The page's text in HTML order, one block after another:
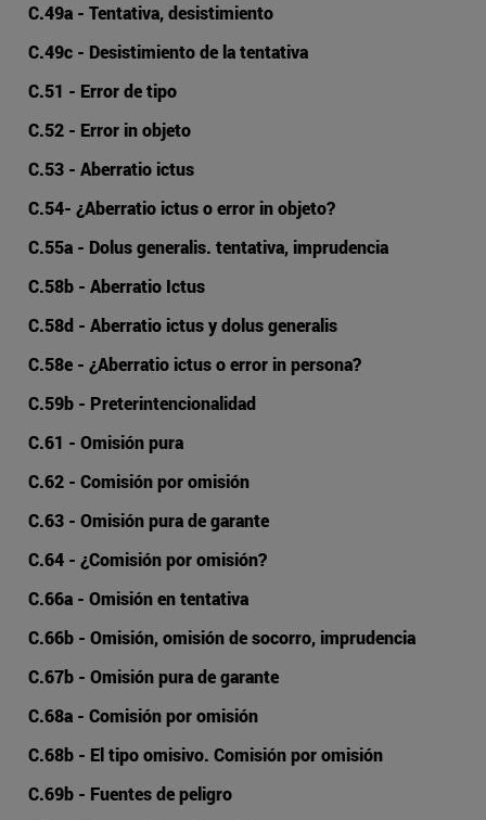
C.49a - Tentativa, desistimiento
C.49c - Desistimiento de la tentativa
C.51 - Error de tipo
C.52 - Error in objeto
C.53 - Aberratio ictus
C.54- ¿Aberratio ictus o error in objeto?
C.55a - Dolus generalis. tentativa, imprudencia
C.58b - Aberratio Ictus
C.58d - Aberratio ictus y dolus generalis
C.58e - ¿Aberratio ictus o error in persona?
C.59b - Preterintencionalidad
C.61 - Omisión pura
C.62 - Comisión por omisión
C.63 - Omisión pura de garante
C.64 - ¿Comisión por omisión?
C.66a - Omisión en tentativa
C.66b - Omisión, omisión de socorro, imprudencia
C.67b - Omisión pura de garante
C.68a - Comisión por omisión
C.68b - El tipo omisivo. Comisión por omisión
C.69b - Fuentes de peligro